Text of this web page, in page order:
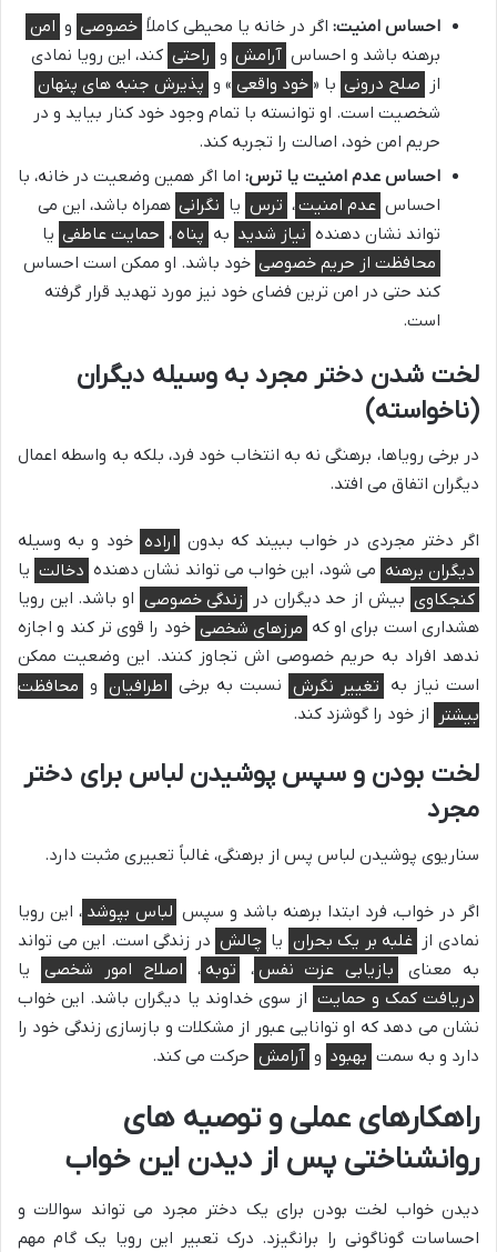
احساس امنیت: اگر در خانه یا محیطی کاملاً خصوصی و امن
برهنه باشد و احساس آرامش و راحتی کند، این رویا نمادی
از صلح درونی با « خود واقعی » و پذیرش جنبه های پنهان
شخصیت است. او توانسته با تمام وجود خود کنار بیاید و در
حریم امن خود، اصالت را تجربه کند.
احساس عدم امنیت یا ترس: اما اگر همین وضعیت در خانه، با
احساس عدم امنیت، ترس یا نگرانی همراه باشد، این می
تواند نشان دهنده نیاز شدید به پناه ، حمایت عاطفی یا
محافظت از حریم خصوصی خود باشد. او ممکن است احساس
کند حتی در امن ترین فضای خود نیز مورد تهدید قرار گرفته
است.
لخت شدن دختر مجرد به وسیله دیگران
(ناخواسته)
در برخی رویاها، برهنگی نه به انتخاب خود فرد، بلکه به واسطه اعمال
دیگران اتفاق می افتد.
اگر دختر مجردی در خواب ببیند که بدون اراده خود و به وسیله
دیگران برهنه می شود، این خواب می تواند نشان دهنده دخالت یا
کنجکاوی بیش از حد دیگران در زندگی خصوصی او باشد. این رویا
هشداری است برای او که مرزهای شخصی خود را قوی تر کند و اجازه
ندهد افراد به حریم خصوصی اش تجاوز کنند. این وضعیت ممکن
است نیاز به تغییر نگرش نسبت به برخی اطرافیان و محافظت
بیشتر از خود را گوشزد کند.
لخت بودن و سپس پوشیدن لباس برای دختر
مجرد
سناریوی پوشیدن لباس پس از برهنگی، غالباً تعبیری مثبت دارد.
اگر در خواب، فرد ابتدا برهنه باشد و سپس لباس بپوشد ، این رویا
نمادی از غلبه بر یک بحران یا چالش در زندگی است. این می تواند
به معنای
بازیابی عزت نفس ، توبه ، اصلاح امور شخصی
یا
دریافت کمک و حمایت از سوی خداوند یا دیگران باشد. این خواب
نشان می دهد که او توانایی عبور از مشکلات و بازسازی زندگی خود را
دارد و به سمت بهبود و آرامش حرکت می کند.
راهکارهای عملی و توصیه های
روانشناختی پس از دیدن این خواب
دیدن خواب لخت بودن برای یک دختر مجرد می تواند سوالات و
احساسات گوناگونی را برانگیزد. درک تعبیر این رویا یک گام مهم